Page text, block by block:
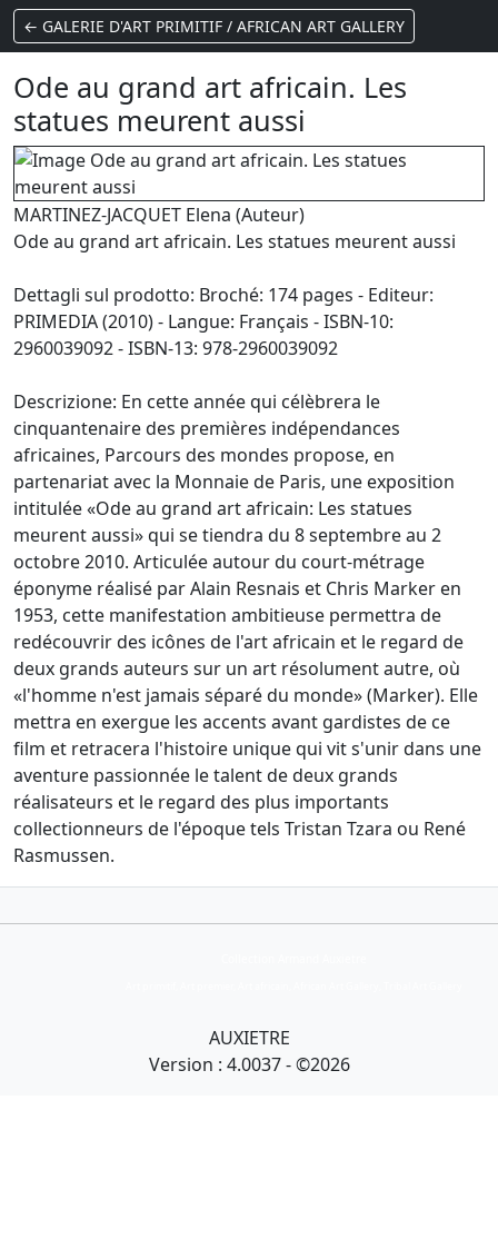
← GALERIE D'ART PRIMITIF / AFRICAN ART GALLERY
Ode au grand art africain. Les
statues meurent aussi
MARTINEZ-JACQUET Elena (Auteur)
Ode au grand art africain. Les statues meurent aussi
Dettagli sul prodotto: Broché: 174 pages - Editeur:
PRIMEDIA (2010) - Langue: Français - ISBN-10:
2960039092 - ISBN-13: 978-2960039092
Descrizione: En cette année qui célèbrera le
cinquantenaire des premières indépendances
africaines, Parcours des mondes propose, en
partenariat avec la Monnaie de Paris, une exposition
intitulée «Ode au grand art africain: Les statues
meurent aussi» qui se tiendra du 8 septembre au 2
octobre 2010. Articulée autour du court-métrage
éponyme réalisé par Alain Resnais et Chris Marker en
1953, cette manifestation ambitieuse permettra de
redécouvrir des icônes de l'art africain et le regard de
deux grands auteurs sur un art résolument autre, où
«l'homme n'est jamais séparé du monde» (Marker). Elle
mettra en exergue les accents avant gardistes de ce
film et retracera l'histoire unique qui vit s'unir dans une
aventure passionnée le talent de deux grands
réalisateurs et le regard des plus importants
collectionneurs de l'époque tels Tristan Tzara ou René
Rasmussen.
AUXIETRE
Version : 4.0037 - ©2026